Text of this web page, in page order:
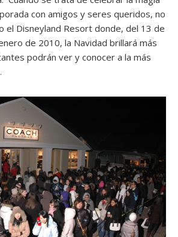
con amigos y seres queridos, no
el Disneyland Resort donde, del 13 de
de 2010, la Navidad brillará más
podrán ver y conocer a la más